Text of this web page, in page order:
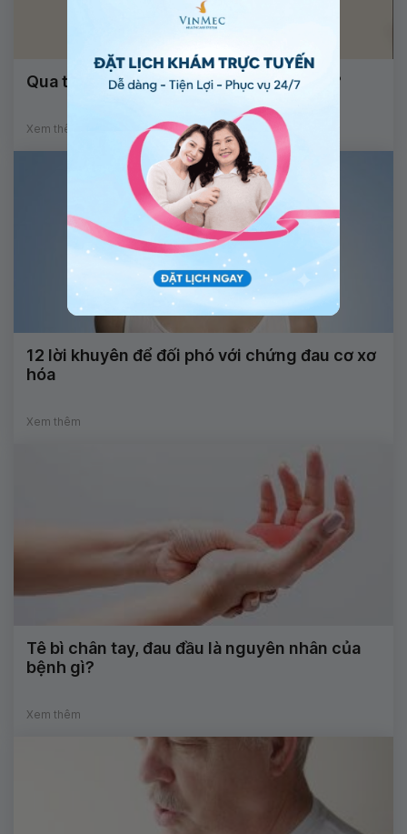
Qua tuổi dậy thì có cao lên được không?
Xem thêm
12 lời khuyên để đối phó với chứng đau cơ xơ
hóa
Xem thêm
Tê bì chân tay, đau đầu là nguyên nhân của
bệnh gì?
Xem thêm